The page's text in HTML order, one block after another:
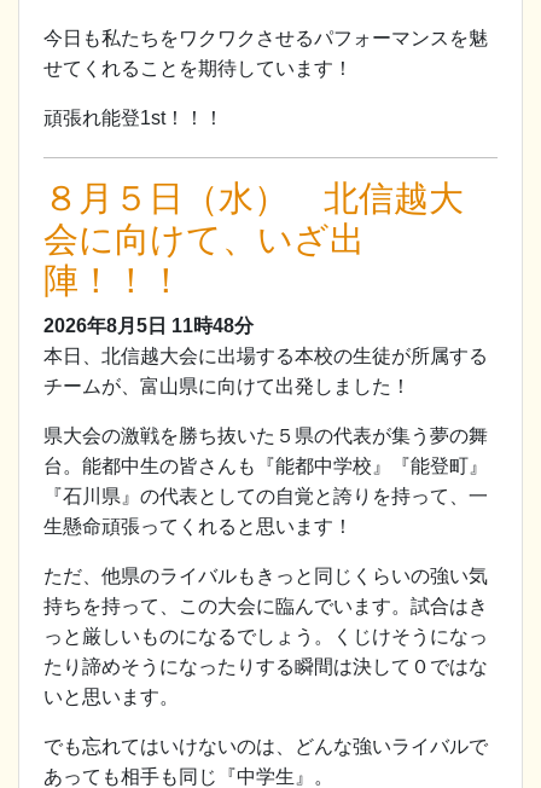
今日も私たちをワクワクさせるパフォーマンスを魅
せてくれることを期待しています！
頑張れ能登1st！！！
８月５日（水） 北信越大
会に向けて、いざ出
陣！！！
2026年8月5日 11時48分
本日、北信越大会に出場する本校の生徒が所属する
チームが、富山県に向けて出発しました！
県大会の激戦を勝ち抜いた５県の代表が集う夢の舞
台。能都中生の皆さんも『能都中学校』『能登町』
『石川県』の代表としての自覚と誇りを持って、一
生懸命頑張ってくれると思います！
ただ、他県のライバルもきっと同じくらいの強い気
持ちを持って、この大会に臨んでいます。試合はき
っと厳しいものになるでしょう。くじけそうになっ
たり諦めそうになったりする瞬間は決して０ではな
いと思います。
でも忘れてはいけないのは、どんな強いライバルで
あっても相手も同じ『中学生』。